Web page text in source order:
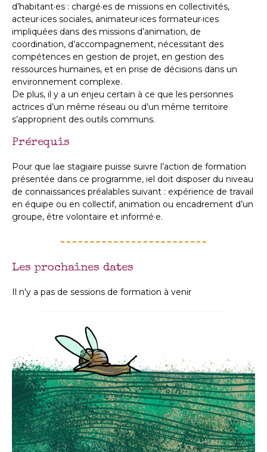
d’habitant·es : chargé·es de missions en collectivités,
acteur·ices sociales, animateur·ices formateur·ices
impliquées dans des missions d’animation, de
coordination, d’accompagnement, nécessitant des
compétences en gestion de projet, en gestion des
ressources humaines, et en prise de décisions dans un
environnement complexe.
De plus, il y a un enjeu certain à ce que les personnes
actrices d’un même réseau ou d’un même territoire
s’approprient des outils communs.
Prérequis
Pour que lae stagiaire puisse suivre l’action de formation
présentée dans ce programme, iel doit disposer du niveau
de connaissances préalables suivant : expérience de travail
en équipe ou en collectif, animation ou encadrement d’un
groupe, être volontaire et informé·e.
Les prochaines dates
Il n'y a pas de sessions de formation à venir